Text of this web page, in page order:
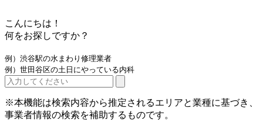
こんにちは！
何をお探しですか？
例）渋谷駅の水まわり修理業者
例）世田谷区の土日にやっている内科
※本機能は検索内容から推定されるエリアと業種に基づき、
事業者情報の検索を補助するものです。